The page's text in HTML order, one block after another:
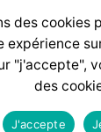
des cookies
expérience
"j'accepte",
des
J'accepte